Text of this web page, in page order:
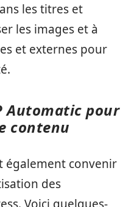
les titres et
les images et à
et externes pour
Automatic pour
contenu
également convenir
des